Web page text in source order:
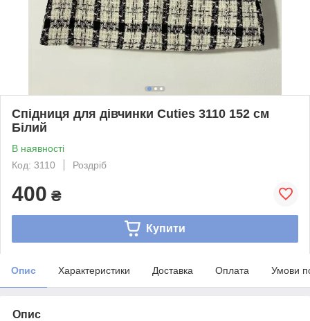
Спідниця для дівчинки Cuties 3110 152 см
Білий
В наявності
Код: 3110
Роздріб
400 ₴
Купити
Опис Характеристики Доставка Оплата Умови
Опис